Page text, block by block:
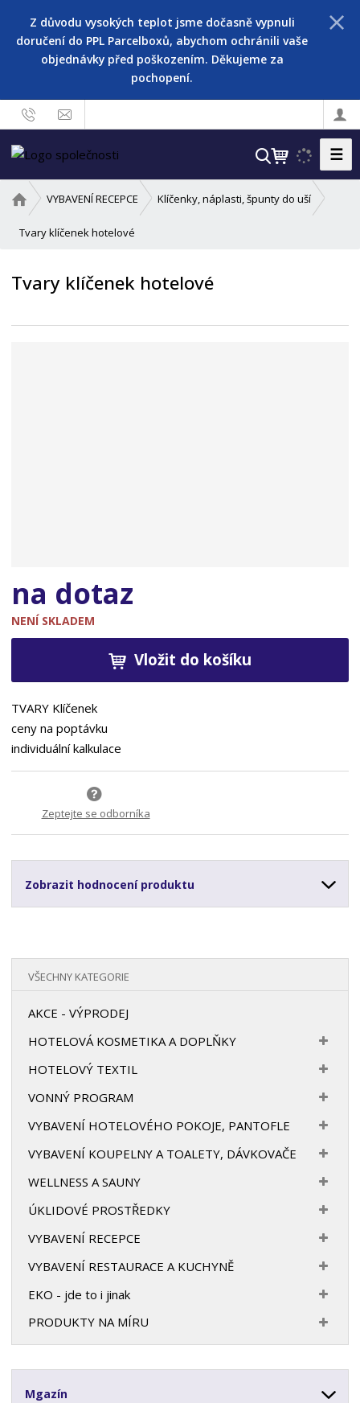
Z důvodu vysokých teplot jsme dočasně vypnuli
doručení do PPL Parcelboxů, abychom ochránili vaše
objednávky před poškozením. Děkujeme za
pochopení.
V
h
☰
v
o
í
VYBAVENÍ RECEPCE Klíčenky, náplasti, špunty do uší
Tvary klíčenek hotelové
Tvary klíčenek hotelové
na dotaz
NENÍ SKLADEM
Vložit do košíku
TVARY Klíčenek
ceny na poptávku
individuální kalkulace
Zeptejte se odborníka
Zobrazit hodnocení produktu
VŠECHNY KATEGORIE
AKCE - VÝPRODEJ
HOTELOVÁ KOSMETIKA A DOPLŇKY
HOTELOVÝ TEXTIL
VONNÝ PROGRAM
VYBAVENÍ HOTELOVÉHO POKOJE, PANTOFLE
VYBAVENÍ KOUPELNY A TOALETY, DÁVKOVAČE
WELLNESS A SAUNY
ÚKLIDOVÉ PROSTŘEDKY
VYBAVENÍ RECEPCE
VYBAVENÍ RESTAURACE A KUCHYNĚ
EKO - jde to i jinak
PRODUKTY NA MÍRU
Mgazín